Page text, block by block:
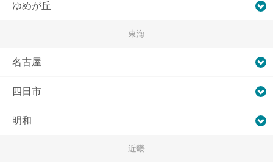
ゆめが丘
東海
名古屋
四日市
明和
近畿